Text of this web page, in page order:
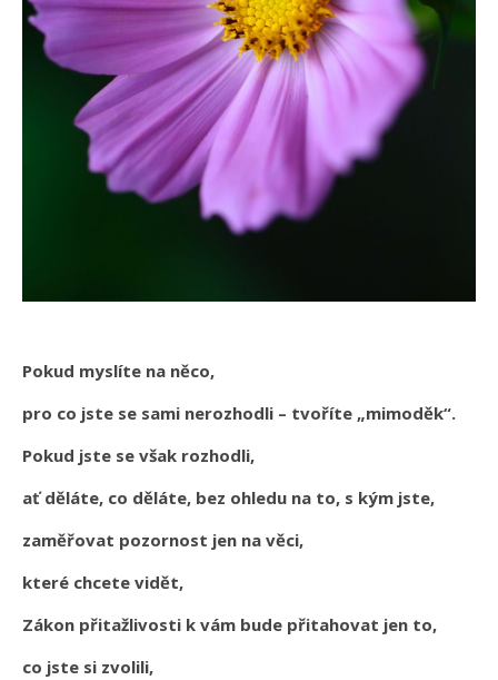
Pokud myslíte na něco,
pro co jste se sami nerozhodli – tvoříte „mimoděk“.
Pokud jste se však rozhodli,
ať děláte, co děláte, bez ohledu na to, s kým jste,
zaměřovat pozornost jen na věci,
které chcete vidět,
Zákon přitažlivosti k vám bude přitahovat jen to,
co jste si zvolili,